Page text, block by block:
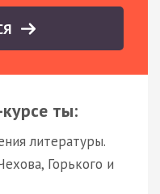
ты:
литературы.
Горького и